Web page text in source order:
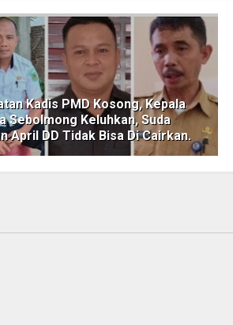
Kadis PMD Kosong, Kepala
Sebolmong Keluhkan, Suda
April DD Tidak Bisa Di Cairkan.